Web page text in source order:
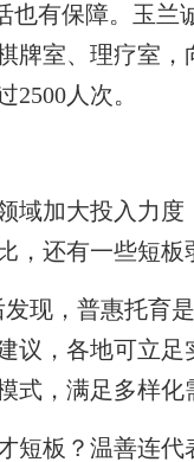
有保障。玉兰
牌室、理疗室
人次。
加大投入力度
，还有一些短板
，普惠托育是
议，各地可立
式，满足多样化
板？温善连代